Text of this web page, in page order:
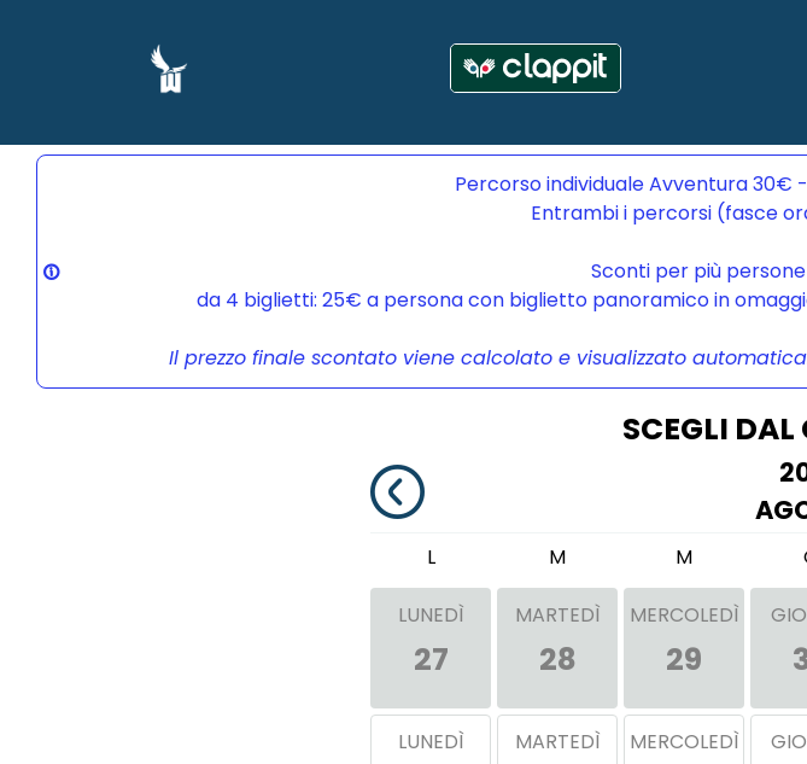
Percorso individuale Avventura 30€
Entrambi i percorsi (fasce
Sconti per più
da 4 biglietti: 25€ a persona con biglietto panoramico in
Il prezzo finale scontato viene calcolato e visualizzato
SCEGLI
L M M
LUNEDÌ
27
MARTEDÌ
28
MERCOLEDÌ
29
LUNEDÌ MARTEDÌ MERCOLEDÌ